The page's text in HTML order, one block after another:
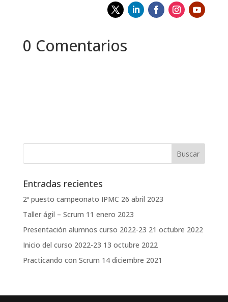
0 Comentarios
Entradas recientes
2º puesto campeonato IPMC 26 abril 2023
Taller ágil – Scrum 11 enero 2023
Presentación alumnos curso 2022-23 21 octubre 2022
Inicio del curso 2022-23 13 octubre 2022
Practicando con Scrum 14 diciembre 2021